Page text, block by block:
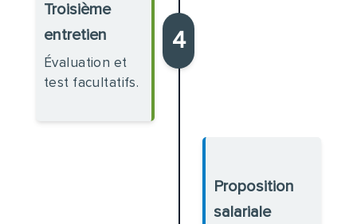
4
Troisième
entretien
Évaluation et
test facultatifs.
Proposition
salariale